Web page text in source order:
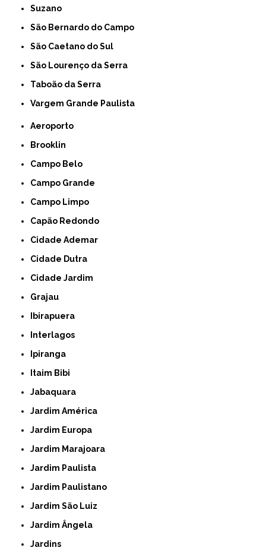
Suzano
São Bernardo do Campo
São Caetano do Sul
São Lourenço da Serra
Taboão da Serra
Vargem Grande Paulista
Aeroporto
Brooklin
Campo Belo
Campo Grande
Campo Limpo
Capão Redondo
Cidade Ademar
Cidade Dutra
Cidade Jardim
Grajau
Ibirapuera
Interlagos
Ipiranga
Itaim Bibi
Jabaquara
Jardim América
Jardim Europa
Jardim Marajoara
Jardim Paulista
Jardim Paulistano
Jardim São Luiz
Jardim Ângela
Jardins